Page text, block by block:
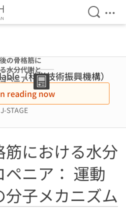
Open
の骨格筋に
水分代謝と
ペニア：
の予防効果の
カニズム
（科学技術振興機構）
reading now
J-STAGE
における水分
ニア： 運動
子メカニズム